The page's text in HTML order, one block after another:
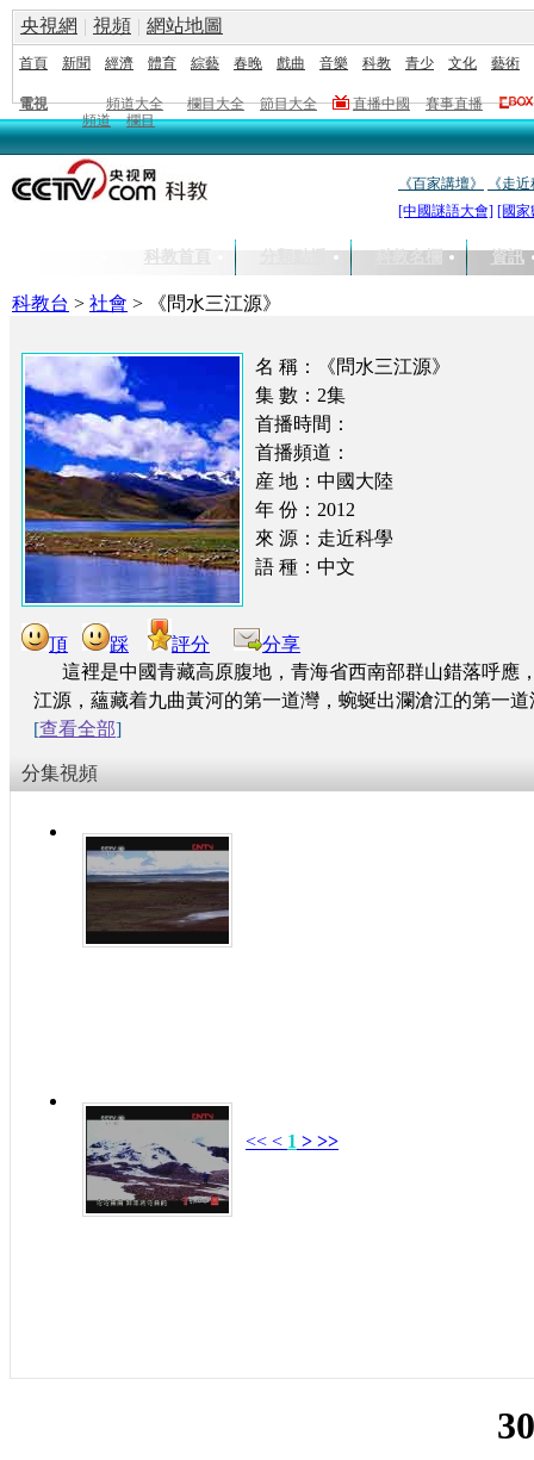
央視網 | 視頻 | 網站地圖
首頁 新聞 經濟 體育 綜藝 春晚 戲曲 音樂 科教 青少 文化 藝術
電視 頻道大全 欄目大全 節目大全 直播中國
賽事直播
頻道
欄目
《百家講壇》
《走
[中國謎語大會] [國家
資訊
科教台 > 社會 > 《問水三江源》
名 稱：《問水三江源》
集 數：2集
首播時間：
首播頻道：
産 地：中國大陸
年 份：2012
來 源：走近科學
語 種：中文
頂 踩 評分
分享
這裡是中國青藏高原腹地，青海省西南部群山錯落呼應
江源，蘊藏着九曲黃河的第一道灣，蜿蜒出瀾滄江的第一
[查看全部]
分集視頻
<< < 1 > >>